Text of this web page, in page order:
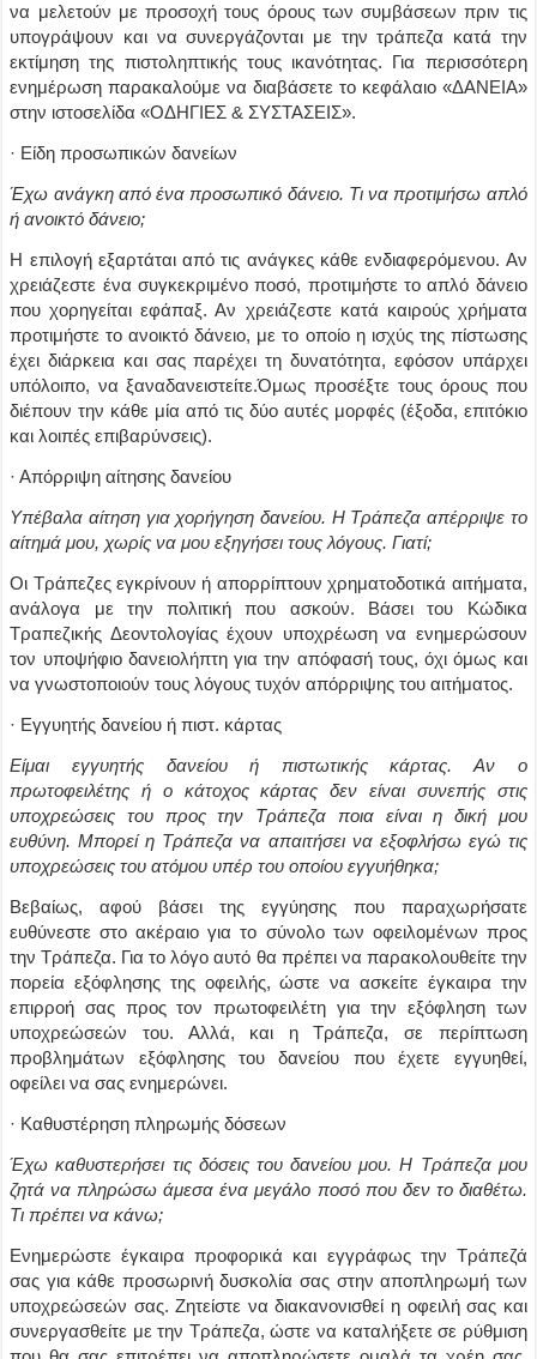
να μελετούν με προσοχή τους όρους των συμβάσεων πριν τις
υπογράψουν και να συνεργάζονται με την τράπεζα κατά την
εκτίμηση της πιστοληπτικής τους ικανότητας. Για περισσότερη
ενημέρωση παρακαλούμε να διαβάσετε το κεφάλαιο «ΔΑΝΕΙΑ»
στην ιστοσελίδα «ΟΔΗΓΙΕΣ & ΣΥΣΤΑΣΕΙΣ».
· Είδη προσωπικών δανείων
Έχω ανάγκη από ένα προσωπικό δάνειο. Τι να προτιμήσω απλό
ή ανοικτό δάνειο;
Η επιλογή εξαρτάται από τις ανάγκες κάθε ενδιαφερόμενου. Αν
χρειάζεστε ένα συγκεκριμένο ποσό, προτιμήστε το απλό δάνειο
που χορηγείται εφάπαξ. Αν χρειάζεστε κατά καιρούς χρήματα
προτιμήστε το ανοικτό δάνειο, με το οποίο η ισχύς της πίστωσης
έχει διάρκεια και σας παρέχει τη δυνατότητα, εφόσον υπάρχει
υπόλοιπο, να ξαναδανειστείτε.Όμως προσέξτε τους όρους που
διέπουν την κάθε μία από τις δύο αυτές μορφές (έξοδα, επιτόκιο
και λοιπές επιβαρύνσεις).
· Απόρριψη αίτησης δανείου
Υπέβαλα αίτηση για χορήγηση δανείου. Η Τράπεζα απέρριψε το
αίτημά μου, χωρίς να μου εξηγήσει τους λόγους. Γιατί;
Οι Τράπεζες εγκρίνουν ή απορρίπτουν χρηματοδοτικά αιτήματα,
ανάλογα με την πολιτική που ασκούν. Βάσει του Κώδικα
Τραπεζικής Δεοντολογίας έχουν υποχρέωση να ενημερώσουν
τον υποψήφιο δανειολήπτη για την απόφασή τους, όχι όμως και
να γνωστοποιούν τους λόγους τυχόν απόρριψης του αιτήματος.
· Εγγυητής δανείου ή πιστ. κάρτας
Είμαι εγγυητής δανείου ή πιστωτικής κάρτας. Αν ο
πρωτοφειλέτης ή ο κάτοχος κάρτας δεν είναι συνεπής στις
υποχρεώσεις του προς την Τράπεζα ποια είναι η δική μου
ευθύνη. Μπορεί η Τράπεζα να απαιτήσει να εξοφλήσω εγώ τις
υποχρεώσεις του ατόμου υπέρ του οποίου εγγυήθηκα;
Βεβαίως, αφού βάσει της εγγύησης που παραχωρήσατε
ευθύνεστε στο ακέραιο για το σύνολο των οφειλομένων προς
την Τράπεζα. Για το λόγο αυτό θα πρέπει να παρακολουθείτε την
πορεία εξόφλησης της οφειλής, ώστε να ασκείτε έγκαιρα την
επιρροή σας προς τον πρωτοφειλέτη για την εξόφληση των
υποχρεώσεών του. Αλλά, και η Τράπεζα, σε περίπτωση
προβλημάτων εξόφλησης του δανείου που έχετε εγγυηθεί,
οφείλει να σας ενημερώνει.
· Καθυστέρηση πληρωμής δόσεων
Έχω καθυστερήσει τις δόσεις του δανείου μου. Η Τράπεζα μου
ζητά να πληρώσω άμεσα ένα μεγάλο ποσό που δεν το διαθέτω.
Τι πρέπει να κάνω;
Ενημερώστε έγκαιρα προφορικά και εγγράφως την Τράπεζά
σας για κάθε προσωρινή δυσκολία σας στην αποπληρωμή των
υποχρεώσεών σας. Ζητείστε να διακανονισθεί η οφειλή σας και
συνεργασθείτε με την Τράπεζα, ώστε να καταλήξετε σε ρύθμιση